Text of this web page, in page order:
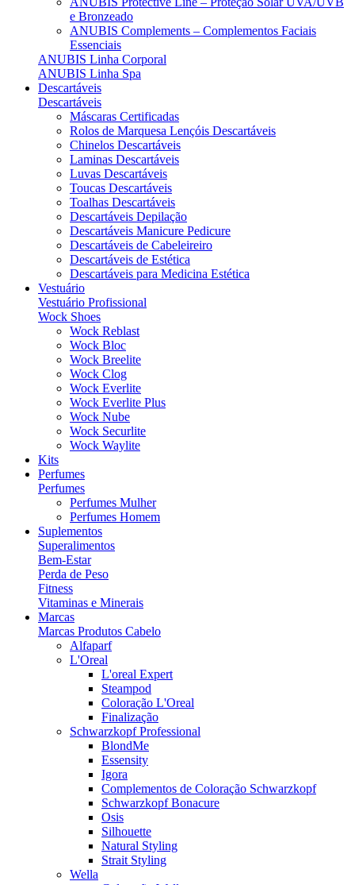
e Bronzeado
ANUBIS Complements – Complementos Faciais
Essenciais
ANUBIS Linha Corporal
ANUBIS Linha Spa
Descartáveis
Descartáveis
Máscaras Certificadas
Rolos de Marquesa Lençóis Descartáveis
Chinelos Descartáveis
Laminas Descartáveis
Luvas Descartáveis
Toucas Descartáveis
Toalhas Descartáveis
Descartáveis Depilação
Descartáveis Manicure Pedicure
Descartáveis de Cabeleireiro
Descartáveis de Estética
Descartáveis para Medicina Estética
Vestuário
Vestuário Profissional
Wock Shoes
Wock Reblast
Wock Bloc
Wock Breelite
Wock Clog
Wock Everlite
Wock Everlite Plus
Wock Nube
Wock Securlite
Wock Waylite
Kits
Perfumes
Perfumes
Perfumes Mulher
Perfumes Homem
Suplementos
Superalimentos
Bem-Estar
Perda de Peso
Fitness
Vitaminas e Minerais
Marcas
Marcas Produtos Cabelo
Alfaparf
L'Oreal
L'oreal Expert
Steampod
Coloração L'Oreal
Finalização
Schwarzkopf Professional
BlondMe
Essensity
Igora
Complementos de Coloração Schwarzkopf
Schwarzkopf Bonacure
Osis
Silhouette
Natural Styling
Strait Styling
Wella